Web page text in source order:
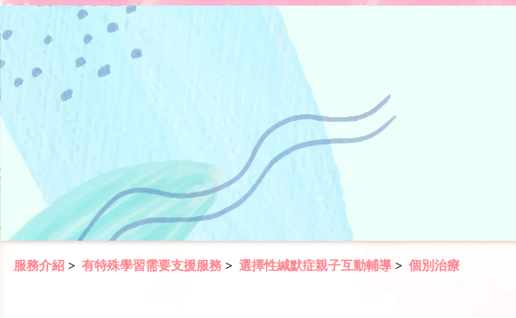
服務介紹 > 有特殊學習需要支援服務 > 選擇性緘默症親子互動輔導 > 個別治療